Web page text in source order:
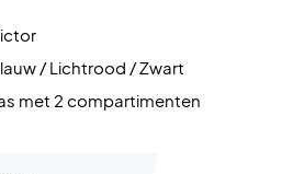
/ Lichtrood / Zwart
met 2 compartimenten